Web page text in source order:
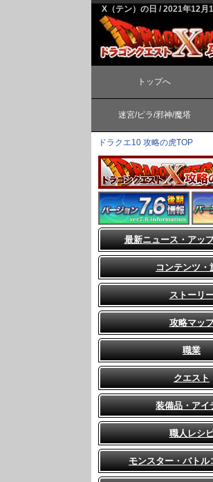
X（テン）の日 / 2021年12月
トップへ
迷宮/ピラ/邪神/魔塔
ドラクエ10 攻略の虎TOP
最新ニュース・アッ
コンテンツ・
ストーリ
攻略マッ
職業
クエスト
装備品・アイ
職人レシ
モンスター・バトル